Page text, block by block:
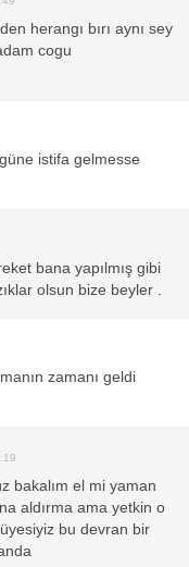
herangı bırı aynı sey
cogu
istifa gelmesse
bana yapılmış gibi
olsun bize beyler .
zamanı geldi
bakalım el mi yaman
aldırma ama yetkin o
bu devran bir